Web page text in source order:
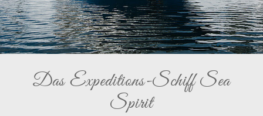
Das Expeditions-Schiff Sea
Spirit